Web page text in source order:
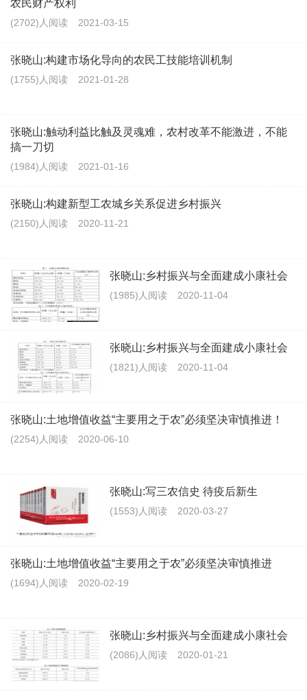
农民财产权利
(2702)人阅读 2021-03-15
张晓山:构建市场化导向的农民工技能培训机制
(1755)人阅读 2021-01-28
张晓山:触动利益比触及灵魂难，农村改革不能激进，不能
搞一刀切
(1984)人阅读 2021-01-16
张晓山:构建新型工农城乡关系促进乡村振兴
(2150)人阅读 2020-11-21
张晓山:乡村振兴与全面建成小康社会
(1985)人阅读 2020-11-04
张晓山:乡村振兴与全面建成小康社会
(1821)人阅读 2020-11-04
张晓山:土地增值收益“主要用之于农”必须坚决审慎推进！
(2254)人阅读 2020-06-10
张晓山:写三农信史 待疫后新生
(1553)人阅读 2020-03-27
张晓山:土地增值收益“主要用之于农”必须坚决审慎推进
(1694)人阅读 2020-02-19
张晓山:乡村振兴与全面建成小康社会
(2086)人阅读 2020-01-21